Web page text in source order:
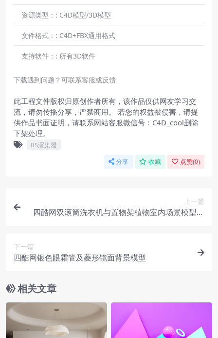
资源类型：: C4D模型/3D模型
文件格式：: C4D+FBX通用格式
支持软件：: 所有3D软件
下载遇到问题？可联系客服或反馈
此工程文件版权归原创作者所有，该作品仅供网友学习交
流，请勿传播分享，严禁商用。 若您的权益被侵害，请提
供作品书面证明，请联系网站客服微信号：C4D_cool删除
下架处理。
RS渲染器
分享 收藏 点赞(0)
上一篇
四酷网双滚筒洗衣机与置物架植物室内场景模型工
下一篇
四酷网银色眼霜管及菱形镜面背景模型
相关文章